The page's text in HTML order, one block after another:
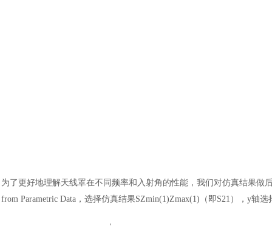
为了更好地理解天线罩在不同频率和入射角的性能，我们对仿真结果做
from Parametric Data，选择仿真结果SZmin(1)Zmax(1)（即S21），y轴选